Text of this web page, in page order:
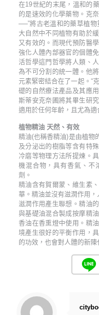
在19世紀的末尾，溫和的
的是速效的化學藥物。克
──”將古老溫和的藥草植物
大自然中不同植物有助於
又有效的。而現代預防醫
強化人體內部器官的個體
活哲學這門哲學將人類、
為不可分割的統一體。他
元素緊密結合在了一起。“
礎的自然療法產品及其應
斯蒂安克奈圃將其畢生研
適用於任何年齡，且尤為適
植物精油 天然、有效
精油(也稱香精油)是由植物
及分泌出的樹脂等含有特
冷磨等物理方法所提煉。
機混合物，具有香氣、不
劑。
精油含有賀爾蒙、維生素
華。精油並沒有滋潤作用，
滋潤作用產生聯想。精油
與基礎油混合製成按摩精
香油在香熏燈中使用。精
境產生很好的平衡作用，
的功效，也會對人體的新陳